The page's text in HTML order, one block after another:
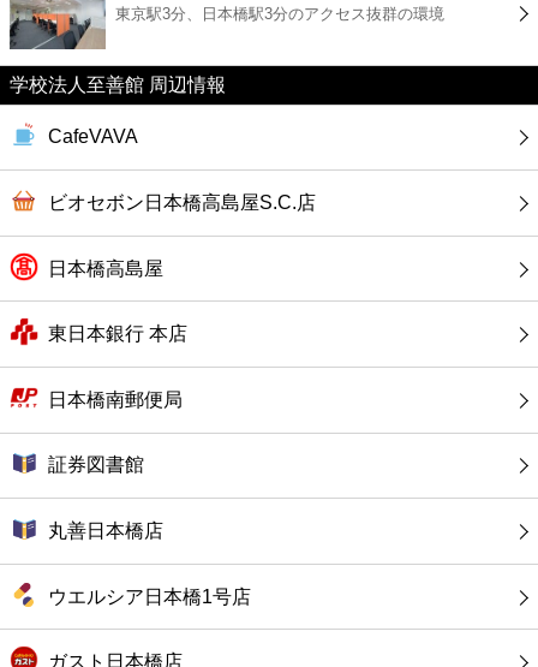
カフェ
ショッピング
銀行
公共
病院
ホテル
東京駅3分、日本橋駅3分のアクセス抜群の環境
学校法人至善館 周辺情報
CafeVAVA
ビオセボン日本橋高島屋S.C.店
日本橋高島屋
東日本銀行 本店
日本橋南郵便局
証券図書館
丸善日本橋店
ウエルシア日本橋1号店
ガスト日本橋店